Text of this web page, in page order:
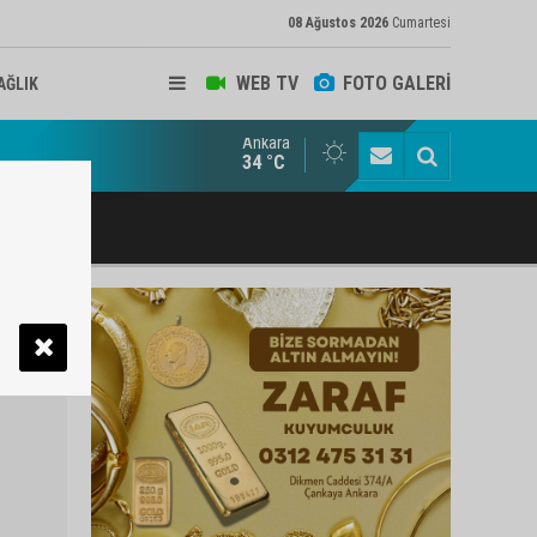
08 Ağustos 2026 Cumartesi
WEB TV FOTO GALERİ
ve Arabulucu Rüstem Yiğit Ahizer'e ziyaretçi akını
Ankara
34 °C